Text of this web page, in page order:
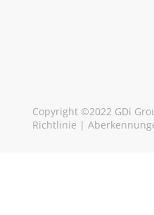
Copyright ©2022 GDi
Richtlinie |